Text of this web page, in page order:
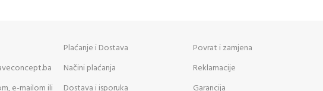
e-mailom ili
Plaćanje i Dostava
Načini plaćanja
Dostava i isporuka
Povrat i zamjena
Reklamacije
Garancija